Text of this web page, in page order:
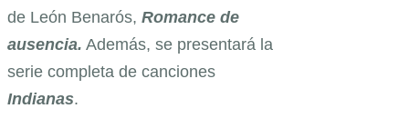
de León Benarós, Romance de
ausencia. Además, se presentará la
serie completa de canciones
Indianas.